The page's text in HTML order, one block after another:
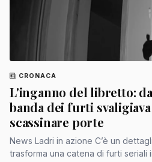
CRONACA
L'inganno del libretto: da
banda dei furti svaligiava
scassinare porte
News Ladri in azione C’è un dettaglio inquietante che
trasforma una catena di furti seriali